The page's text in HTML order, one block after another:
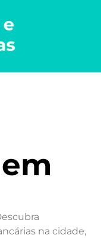
na cidade,